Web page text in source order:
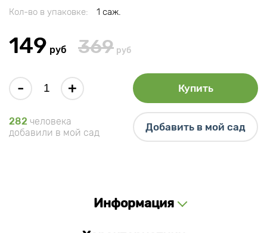
Кол-во в упаковке:
1 саж.
149 руб 369 руб
- + Купить
282 человека
добавили в мой сад
Добавить в мой сад
Информация